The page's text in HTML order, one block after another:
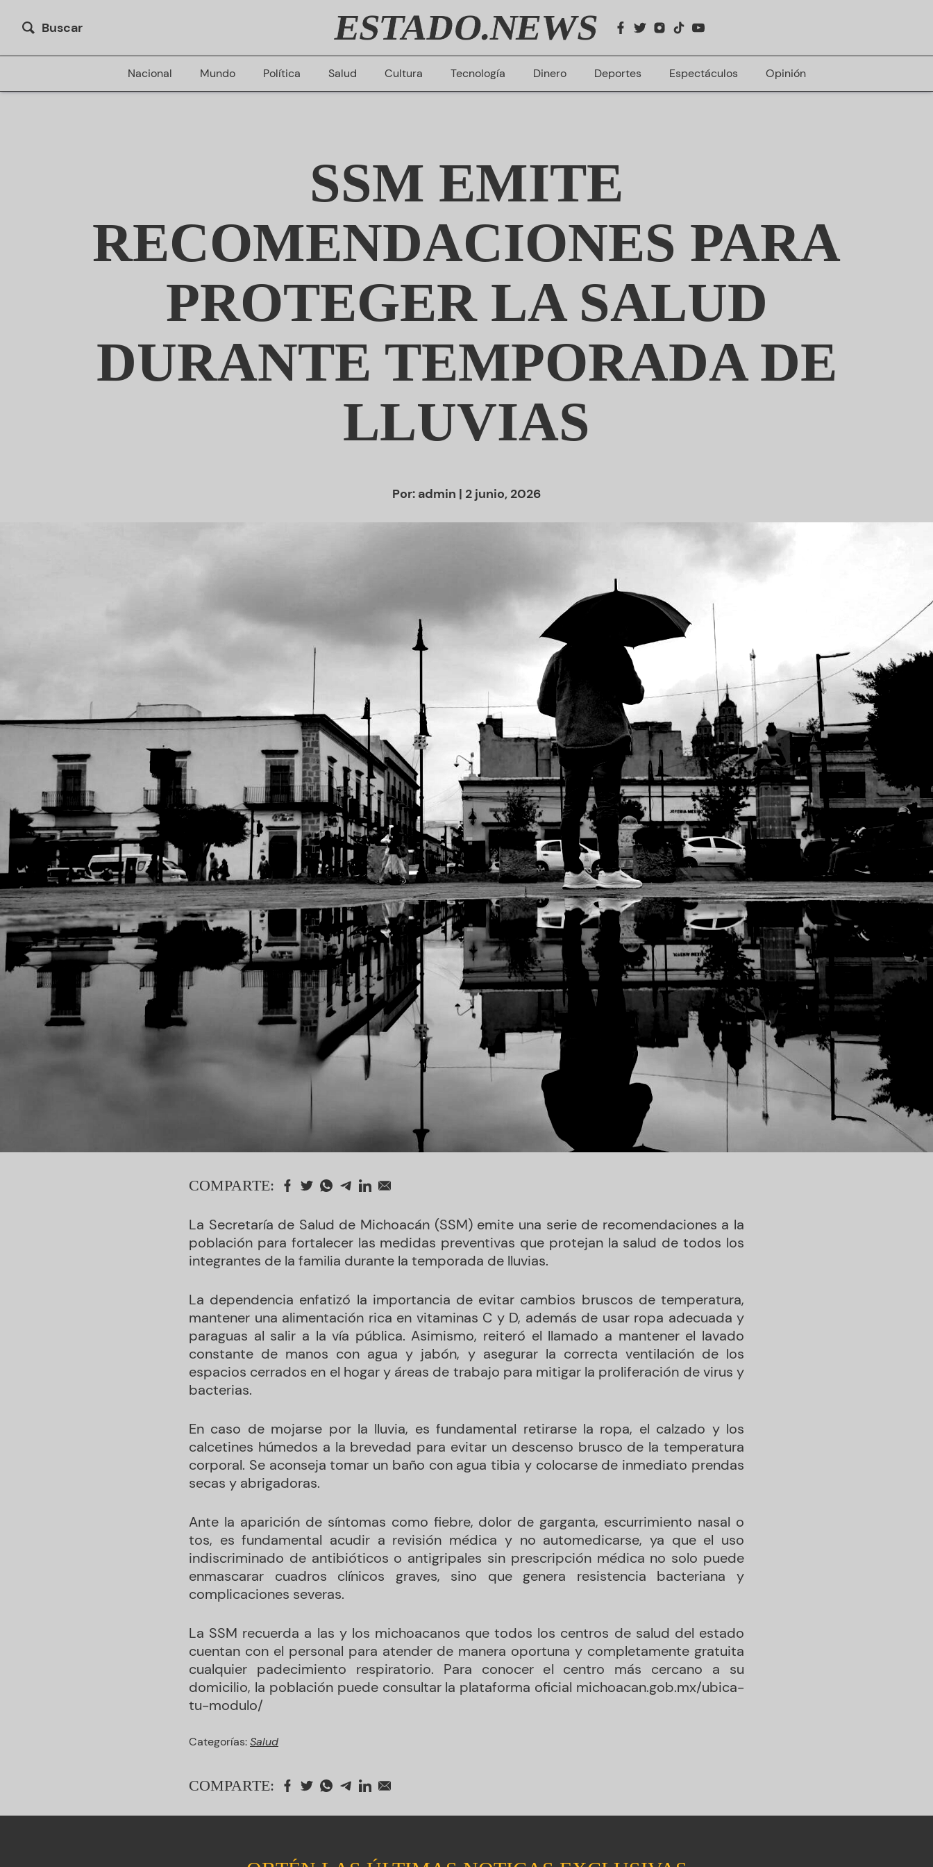
Buscar ESTADO.NEWS
Nacional Mundo Política Salud Cultura Tecnología Dinero Deportes Espectáculos Opinión
SSM EMITE
RECOMENDACIONES PARA
PROTEGER LA SALUD
DURANTE TEMPORADA DE
LLUVIAS
Por: admin | 2 junio, 2026
COMPARTE:
La Secretaría de Salud de Michoacán (SSM) emite una serie de recomendaciones a la
población para fortalecer las medidas preventivas que protejan la salud de todos los
integrantes de la familia durante la temporada de lluvias.
La dependencia enfatizó la importancia de evitar cambios bruscos de temperatura,
mantener una alimentación rica en vitaminas C y D, además de usar ropa adecuada y
paraguas al salir a la vía pública. Asimismo, reiteró el llamado a mantener el lavado
constante de manos con agua y jabón, y asegurar la correcta ventilación de los
espacios cerrados en el hogar y áreas de trabajo para mitigar la proliferación de virus y
bacterias.
En caso de mojarse por la lluvia, es fundamental retirarse la ropa, el calzado y los
calcetines húmedos a la brevedad para evitar un descenso brusco de la temperatura
corporal. Se aconseja tomar un baño con agua tibia y colocarse de inmediato prendas
secas y abrigadoras.
Ante la aparición de síntomas como fiebre, dolor de garganta, escurrimiento nasal o
tos, es fundamental acudir a revisión médica y no automedicarse, ya que el uso
indiscriminado de antibióticos o antigripales sin prescripción médica no solo puede
enmascarar cuadros clínicos graves, sino que genera resistencia bacteriana y
complicaciones severas.
La SSM recuerda a las y los michoacanos que todos los centros de salud del estado
cuentan con el personal para atender de manera oportuna y completamente gratuita
cualquier padecimiento respiratorio. Para conocer el centro más cercano a su
domicilio, la población puede consultar la plataforma oficial michoacan.gob.mx/ubica-
tu-modulo/
Categorías:Salud
COMPARTE: